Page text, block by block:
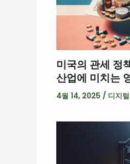
미국의 관세 정
산업에 미치는
4월 14, 2025 / 디지